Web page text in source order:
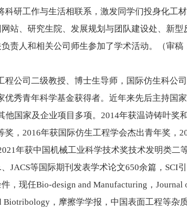
研工作与生活相联系，激发同学们投身化工
站、研究生院、发展规划与团队建设处、新
责人和相关公司师生参加了学术活动。（审稿
程公司二级教授、博士生导师，国际仿生科公
优秀青年科学基金获得者。近年来先后主持国
他国家及企业项目多项。2014年获温诗铸叶奖
，2016年获国际仿生工程学会杰出青年奖，
年获中国机械工业科学技术奖技术发明类二
、JACS等国际期刊发表学术论文650余篇，
，现任Bio-design and Manufacturing，
Biotribology，摩擦学学报，中国表面工程等杂质